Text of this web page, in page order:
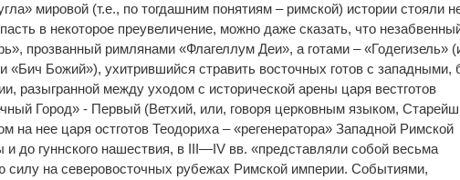
мировой (т.е., по тогдашним понятиям – римской) истории стояли
в некоторое преувеличение, можно даже сказать, что
прозванный римлянами «Флагеллум Деи», а готами – «Годегизель»
«Бич Божий»), ухитрившийся стравить восточных готов с западными,
разыгранной между уходом с исторической арены царя вестготов
Город» - Первый (Ветхий, или, говоря церковным языком,
на нее царя остготов Теодориха – «регенератора» Западной Римской
и до гуннского нашествия, в III—IV вв. «представляли собой весьма
силу на северовосточных рубежах Римской империи. Событиями,